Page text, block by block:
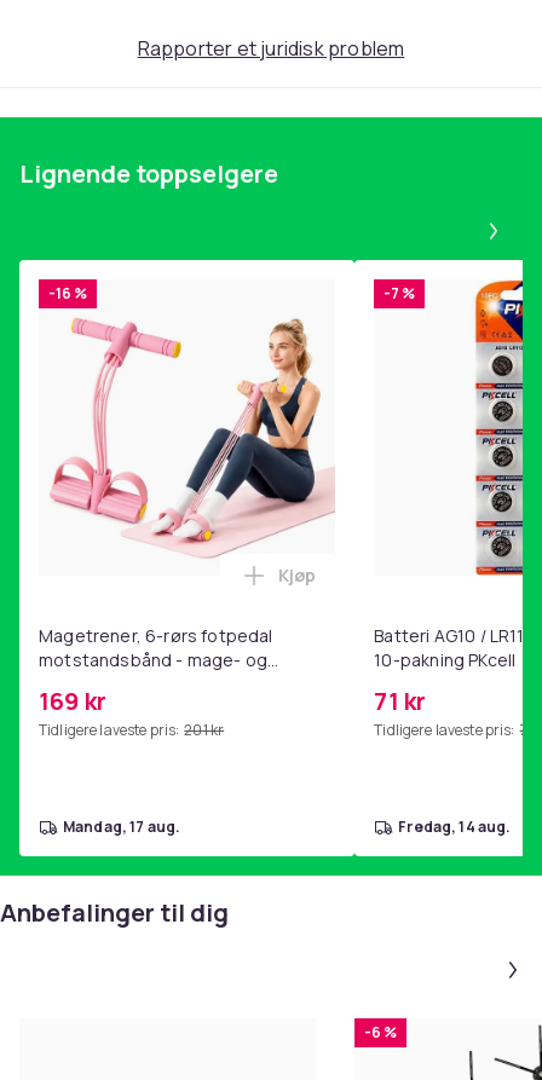
Rapporter et juridisk problem
Lignende toppselgere
-16 %
Magetrener, 6-rørs fotpedal
motstandsbånd - mage- og
hjemmegymnastikk Pink
169 kr
Tidligere laveste pris: 201 kr
Legg Magetrener, 6-rørs
Kjøp
mandag, 17 aug.
-7 %
Batteri AG10 /
10-pakning PKcell
71 kr
Tidligere laveste pris: 76
fredag, 14 aug.
Anbefalinger til dig
-6 %